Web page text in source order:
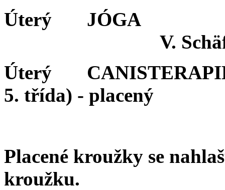
Úterý
V. Schäferová
Úterý
5. třída) - placený
Placené kroužky se
kroužku.